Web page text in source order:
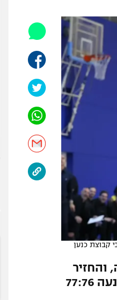
קבוצת כנען
88:95 בנס ציונה, והחזיר
את הקבוצה של אורלנד למסלול אחרי שני הפסדים. רמת גן נכנעה 77:76